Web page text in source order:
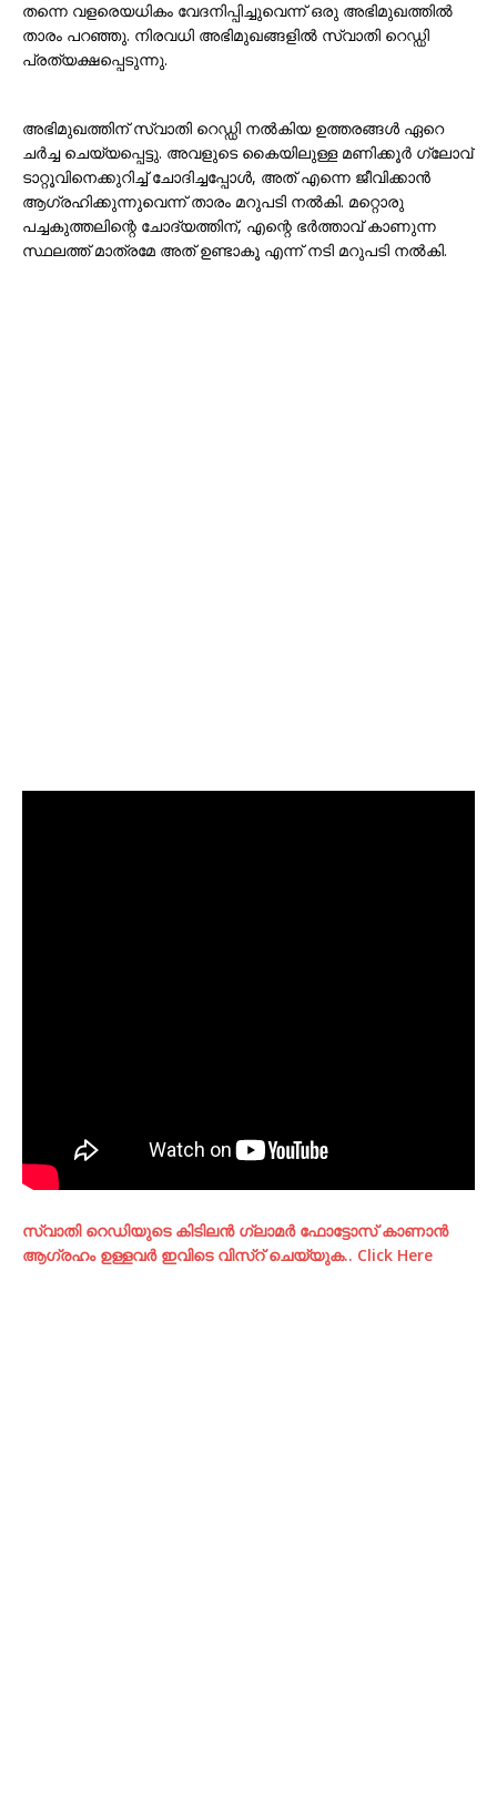
തന്നെ വളരെയധികം വേദനിപ്പിച്ചുവെന്ന് ഒരു അഭിമുഖത്തിൽ
താരം പറഞ്ഞു. നിരവധി അഭിമുഖങ്ങളിൽ സ്വാതി റെഡ്ഡി
പ്രത്യക്ഷപ്പെടുന്നു.
അഭിമുഖത്തിന് സ്വാതി റെഡ്ഡി നൽകിയ ഉത്തരങ്ങൾ ഏറെ
ചർച്ച ചെയ്യപ്പെട്ടു. അവളുടെ കൈയിലുള്ള മണിക്കൂർ ഗ്ലോവ്
ടാറ്റൂവിനെക്കുറിച്ച് ചോദിച്ചപ്പോൾ, അത് എന്നെ ജീവിക്കാൻ
ആഗ്രഹിക്കുന്നുവെന്ന് താരം മറുപടി നൽകി. മറ്റൊരു
പച്ചകുത്തലിന്റെ ചോദ്യത്തിന്, എന്റെ ഭർത്താവ് കാണുന്ന
സ്ഥലത്ത് മാത്രമേ അത് ഉണ്ടാകൂ എന്ന് നടി മറുപടി നൽകി.
സ്വാതി റെഡിയുടെ കിടിലന്‍ ഗ്ലാമര്‍ ഫോട്ടോസ് കാണാന്‍
ആഗ്രഹം ഉള്ളവര്‍ ഇവിടെ വിസ്റ് ചെയ്യുക.. Click Here